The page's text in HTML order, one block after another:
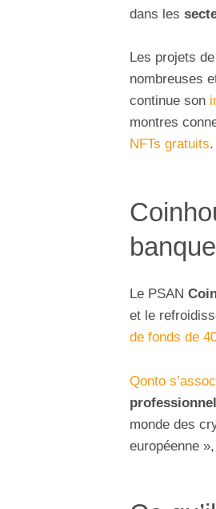
dans les
Les projets
nombreuses
continue son
montres
NFTs gratuits.
Le PSAN
et le
de fonds de
Qonto
monde des
européenne